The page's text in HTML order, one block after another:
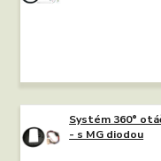
Systém 360°
- s MG diodou